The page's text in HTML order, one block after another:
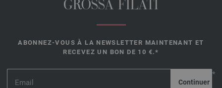
GROSSA FILATI
ABONNEZ-VOUS À LA NEWSLETTER MAINTENANT ET
RECEVEZ UN BON DE 10 €.*
*